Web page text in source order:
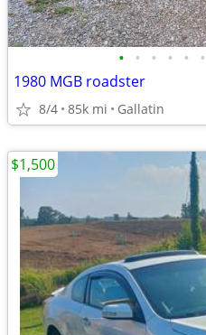
• • • • • •
1980 MGB roadster
8/4 85k mi Gallatin
$1,500